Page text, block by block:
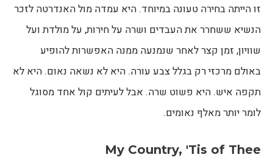
זו הייתה בחירה טעונה במיוחד. היא עמדה מול האנדרטה לזכר
הנשיא ששחרר את העבדים ושרה על חירות, על מולדת ועל
שוויון, זמן קצר לאחר שנמנעה ממנה האפשרות להופיע
באולם מרכזי רק בגלל צבע עורה. היא לא נשאה נאום. היא לא
תקפה איש. היא פשוט שרה. אבל לעיתים קול אחד מסוגל
לומר יותר מאלף נאומים.
My Country, 'Tis of Thee